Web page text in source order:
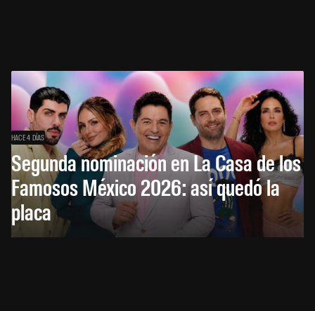
HACE 4 DÍAS
Segunda nominación en La Casa de los
Famosos México 2026: así quedó la
placa